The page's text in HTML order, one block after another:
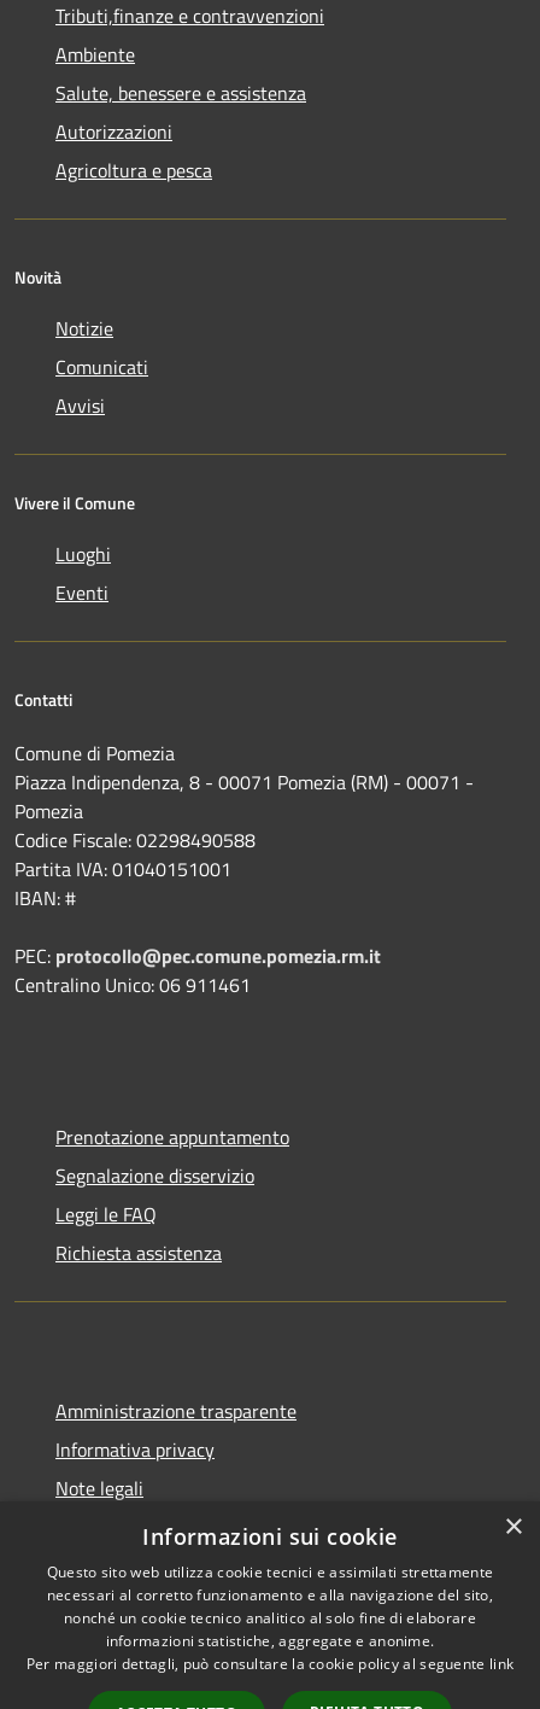
Tributi,finanze e contravvenzioni
Ambiente
Salute, benessere e assistenza
Autorizzazioni
Agricoltura e pesca
Novità
Notizie
Comunicati
Avvisi
Vivere il Comune
Luoghi
Eventi
Contatti
Comune di Pomezia
Piazza Indipendenza, 8 - 00071 Pomezia (RM) - 00071 -
Pomezia
Codice Fiscale: 02298490588
Partita IVA: 01040151001
IBAN: #
PEC: protocollo@pec.comune.pomezia.rm.it
Centralino Unico: 06 911461
Prenotazione appuntamento
Segnalazione disservizio
Leggi le FAQ
Richiesta assistenza
Amministrazione trasparente
Informativa privacy
Note legali
Dichiarazione di accessibilità
Accessibilità
Copyright © 2026 • Città di
Pomezia • Powered by
×
Informazioni sui cookie
Questo sito web utilizza cookie tecnici e assimilati strettamente
necessari al corretto funzionamento e alla navigazione del sito,
nonché un cookie tecnico analitico al solo fine di elaborare
informazioni statistiche, aggregate e anonime.
Per maggiori dettagli, può consultare la cookie policy al seguente link